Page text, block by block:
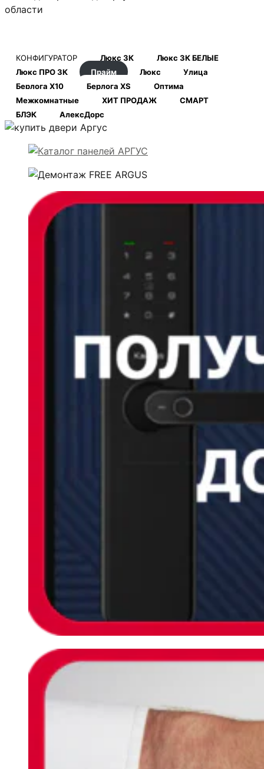
области
КОНФИГУРАТОР Люкс 3К
Люкс 3К БЕЛЫЕ
Люкс ПРО 3К
Прайм Люкс
Улица
Берлога Х10
Берлога XS
Оптима
Межкомнатные
ХИТ ПРОДАЖ
СМАРТ
БЛЭК
АлексДорс